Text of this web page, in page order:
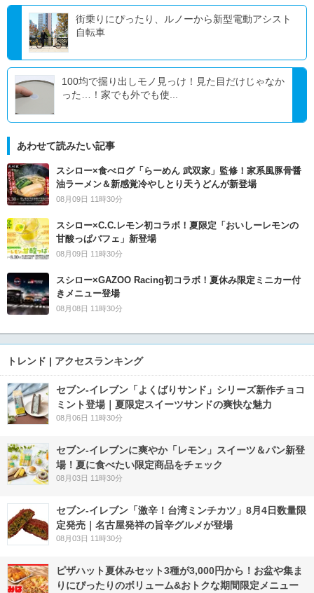
街乗りにぴったり、ルノーから新型電動アシスト
自転車
100均で掘り出しモノ見っけ！見た目だけじゃなか
った…！家でも外でも使...
あわせて読みたい記事
スシロー×食べログ「らーめん 武双家」監修！家系風豚骨醤
油ラーメン＆新感覚冷やしとり天うどんが新登場
08月09日 11時30分
スシロー×C.C.レモン初コラボ！夏限定「おいしーレモンの
甘酸っぱパフェ」新登場
08月09日 11時30分
スシロー×GAZOO Racing初コラボ！夏休み限定ミニカー付
きメニュー登場
08月08日 11時30分
トレンド | アクセスランキング
セブン‐イレブン「よくばりサンド」シリーズ新作チョコ
ミント登場｜夏限定スイーツサンドの爽快な魅力
08月06日 11時30分
セブン‐イレブンに爽やか「レモン」スイーツ＆パン新登
場！夏に食べたい限定商品をチェック
08月03日 11時30分
セブン-イレブン「激辛！台湾ミンチカツ」8月4日数量限
定発売｜名古屋発祥の旨辛グルメが登場
08月03日 11時30分
ピザハット夏休みセット3種が3,000円から！お盆や集ま
りにぴったりのボリューム&おトクな期間限定メニュー